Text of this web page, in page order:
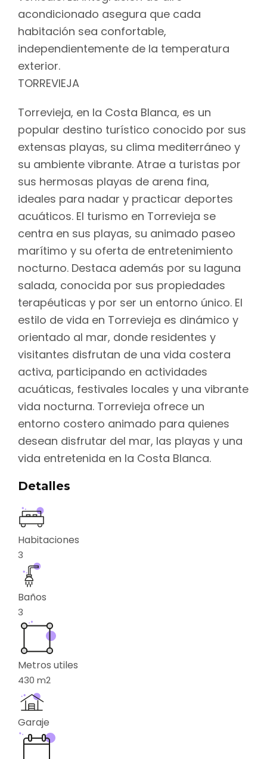
acondicionado asegura que cada
habitación sea confortable,
independientemente de la temperatura
exterior.
TORREVIEJA
Torrevieja, en la Costa Blanca, es un
popular destino turístico conocido por sus
extensas playas, su clima mediterráneo y
su ambiente vibrante. Atrae a turistas por
sus hermosas playas de arena fina,
ideales para nadar y practicar deportes
acuáticos. El turismo en Torrevieja se
centra en sus playas, su animado paseo
marítimo y su oferta de entretenimiento
nocturno. Destaca además por su laguna
salada, conocida por sus propiedades
terapéuticas y por ser un entorno único. El
estilo de vida en Torrevieja es dinámico y
orientado al mar, donde residentes y
visitantes disfrutan de una vida costera
activa, participando en actividades
acuáticas, festivales locales y una vibrante
vida nocturna. Torrevieja ofrece un
entorno costero animado para quienes
desean disfrutar del mar, las playas y una
vida entretenida en la Costa Blanca.
Detalles
Habitaciones
3
Baños
3
Metros utiles
430 m2
Garaje